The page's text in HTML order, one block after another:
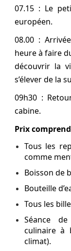
07.15 : Le
européen.
08.00 :
heure à faire
découvrir la
s’élever de la
09h30 :
cabine.
Prix
Tous les
comme
Boisson de
Bouteille
Tous les
Séance
culinaire à
climat).